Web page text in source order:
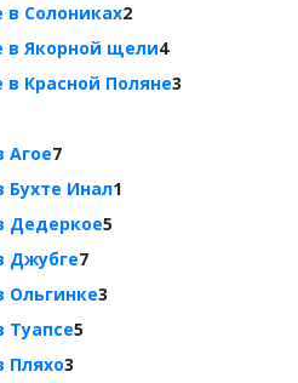
Солониках2
в Якорной щели4
Красной Поляне3
Агое7
Бухте Инал1
Дедеркое5
Джубге7
Ольгинке3
Туапсе5
Пляхо3